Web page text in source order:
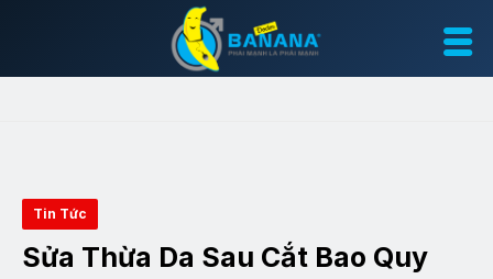
Tin Tức
Sửa Thừa Da Sau Cắt Bao Quy